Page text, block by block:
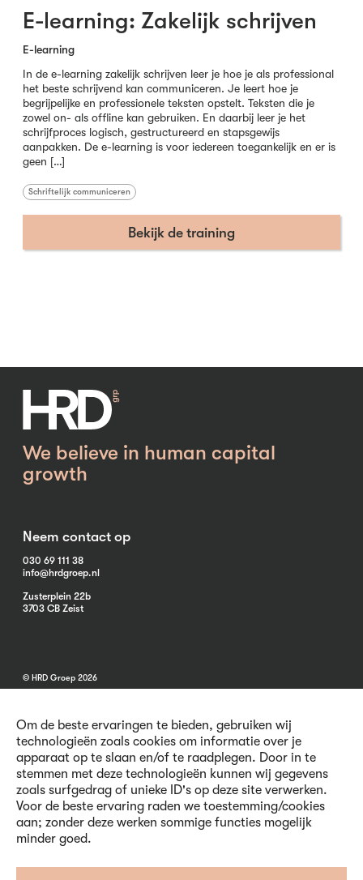
Om de beste ervaringen te bieden, gebruiken wij
technologieën zoals cookies om informatie over je
apparaat op te slaan en/of te raadplegen. Door in te
stemmen met deze technologieën kunnen wij gegevens
zoals surfgedrag of unieke ID's op deze site verwerken.
Voor de beste ervaring raden we toestemming/cookies
aan; zonder deze werken sommige functies mogelijk
minder goed.
E-learning: Zakelijk schrijven
E-learning
In de e-learning zakelijk schrijven leer je hoe je als professional
het beste schrijvend kan communiceren. Je leert hoe je
begrijpelijke en professionele teksten opstelt. Teksten die je
zowel on- als offline kan gebruiken. En daarbij leer je het
schrijfproces logisch, gestructureerd en stapsgewijs
aanpakken. De e-learning is voor iedereen toegankelijk en er is
geen […]
Schriftelijk communiceren
Bekijk de training
We believe in human capital
growth
Neem contact op
030 69 111 38
info@hrdgroep.nl
Zusterplein 22b
3703 CB Zeist
© HRD Groep 2026
Algemene informatie
Contact
Voorwaarden
Privacy en Cookies
Volg ons